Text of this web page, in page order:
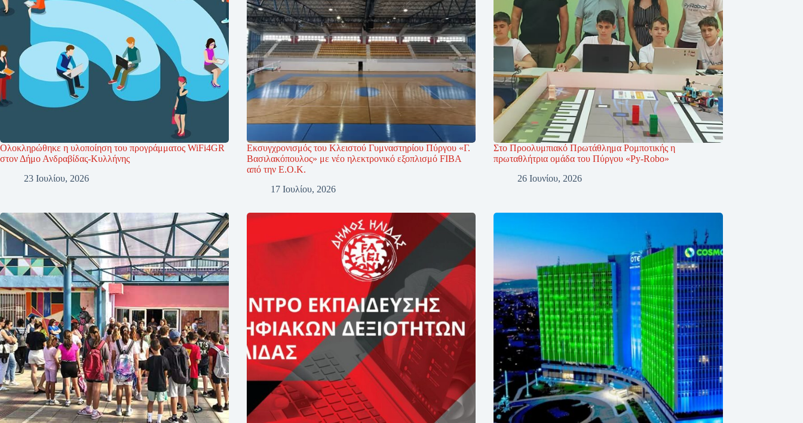
Ολοκληρώθηκε η υλοποίηση του προγράμματος WiFi4GR
στον Δήμο Ανδραβίδας-Κυλλήνης
23 Ιουλίου, 2026
Εκσυγχρονισμός του Κλειστού Γυμναστηρίου Πύργου «Γ.
Βασιλακόπουλος» με νέο ηλεκτρονικό εξοπλισμό FIBA
από την Ε.Ο.Κ.
17 Ιουλίου, 2026
Στο Προολυμπιακό Πρωτάθλημα Ρομποτικής η
πρωταθλήτρια ομάδα του Πύργου «Py-Robo»
26 Ιουνίου, 2026